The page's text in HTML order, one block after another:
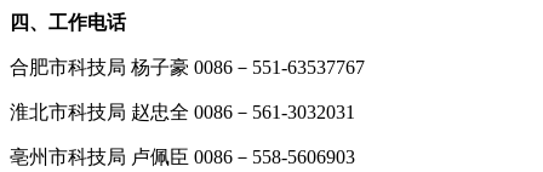
四、工作电话
合肥市科技局 杨子豪 0086－551-63537767
淮北市科技局 赵忠全 0086－561-3032031
亳州市科技局 卢佩臣 0086－558-5606903